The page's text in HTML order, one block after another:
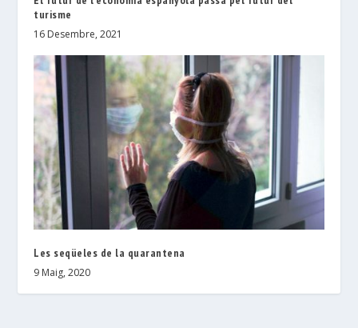
turisme
16 Desembre, 2021
Les seqüeles de la quarantena
9 Maig, 2020